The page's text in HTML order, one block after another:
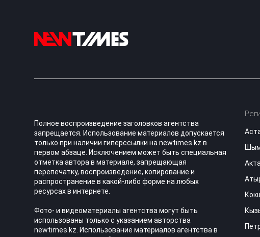
Полное воспроизведение заголовков агентства
запрещается. Использование материалов допускается
только при наличии гиперссылки на newtimes.kz в
первом абзаце. Исключением может быть специальная
отметка автора в материале, запрещающая
перепечатку, воспроизведение, копирование и
распространение в какой-либо форме на любых
ресурсах в интернете.
Фото- и видеоматериалы агентства могут быть
использованы только с указанием авторства
newtimes.kz. Использование материалов агентства в